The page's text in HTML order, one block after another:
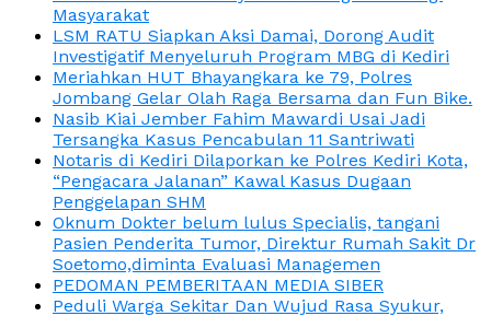
Masyarakat
LSM RATU Siapkan Aksi Damai, Dorong Audit
Investigatif Menyeluruh Program MBG di Kediri
Meriahkan HUT Bhayangkara ke 79, Polres
Jombang Gelar Olah Raga Bersama dan Fun Bike.
Nasib Kiai Jember Fahim Mawardi Usai Jadi
Tersangka Kasus Pencabulan 11 Santriwati
Notaris di Kediri Dilaporkan ke Polres Kediri Kota,
“Pengacara Jalanan” Kawal Kasus Dugaan
Penggelapan SHM
Oknum Dokter belum lulus Specialis, tangani
Pasien Penderita Tumor, Direktur Rumah Sakit Dr
Soetomo,diminta Evaluasi Managemen
PEDOMAN PEMBERITAAN MEDIA SIBER
Peduli Warga Sekitar Dan Wujud Rasa Syukur,